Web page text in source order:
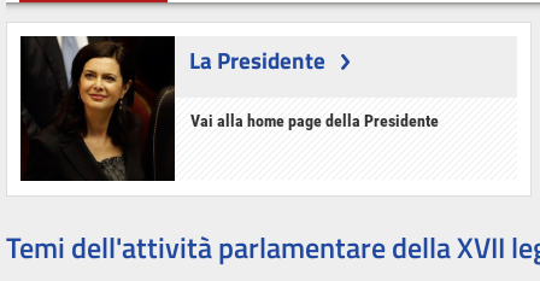
La Presidente
Vai alla home page della Presidente
Temi dell'attività parlamentare della XVII